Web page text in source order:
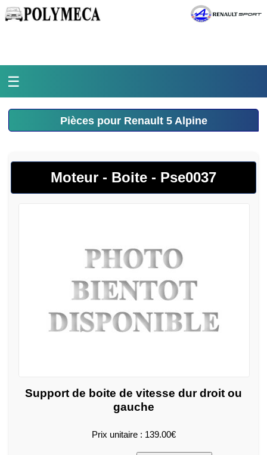
☰
Accueil
La médiathèque
L'histoire
Pièces pour Renault 5 Alpine
Moteur - Boite - Pse0037
Support de boite de vitesse dur droit ou
gauche
Prix unitaire : 139.00€